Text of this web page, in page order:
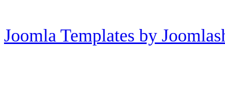
Joomla Templates by